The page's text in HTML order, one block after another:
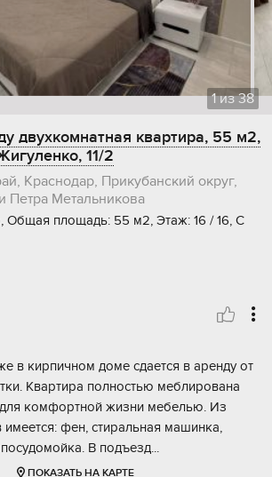
1из38
двухкомнатная квартира, 55 м2,
11/2
Краснодар, Прикубанский округ,
Петра Метальникова
Общая площадь: 55 м2, Этаж: 16 / 16, С
в кирпичном доме сдается в аренду от
Квартира полностью меблирована
комфортной жизни мебелью. Из
фен, стиральная машинка,
В подъезд...
ПОКАЗАТЬ НА КАРТЕ